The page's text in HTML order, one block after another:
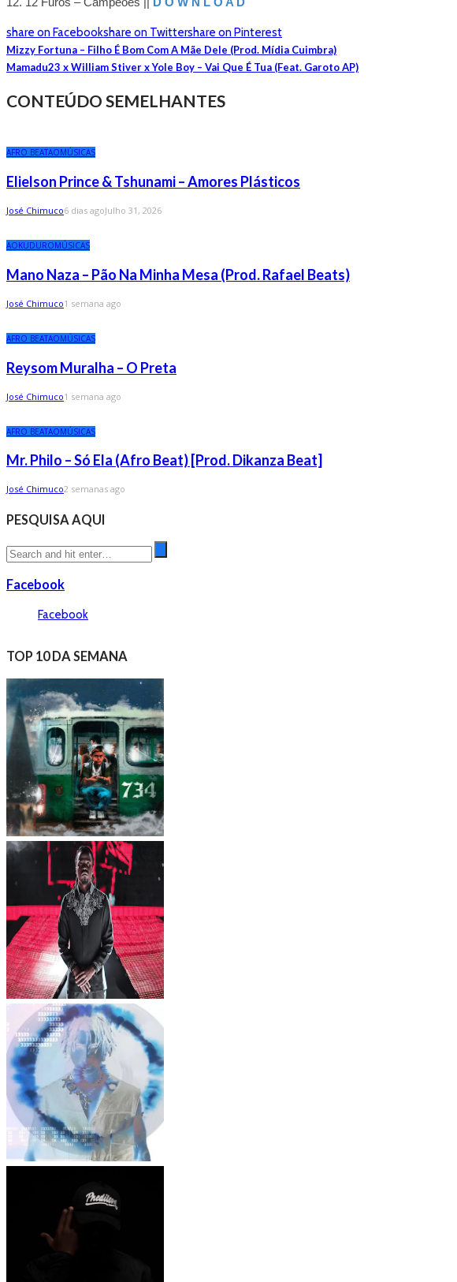
share on Facebookshare on Twittershare on Pinterest
Mizzy Fortuna – Filho É Bom Com A Mãe Dele (Prod. Mídia Cuimbra)
Mamadu23 x William Stiver x Yole Boy – Vai Que É Tua (Feat. Garoto AP)
CONTEÚDO SEMELHANTES
AFRO BEATAOMÚSICAS
Elielson Prince & Tshunami – Amores Plásticos
José Chimuco6 dias agoJulho 31, 2026
AOKUDUROMÚSICAS
Mano Naza – Pão Na Minha Mesa (Prod. Rafael Beats)
José Chimuco1 semana ago
AFRO BEATAOMÚSICAS
Reysom Muralha – O Preta
José Chimuco1 semana ago
AFRO BEATAOMÚSICAS
Mr. Philo – Só Ela (Afro Beat) [Prod. Dikanza Beat]
José Chimuco2 semanas ago
PESQUISA AQUI
Facebook
Facebook
TOP 10 DA SEMANA